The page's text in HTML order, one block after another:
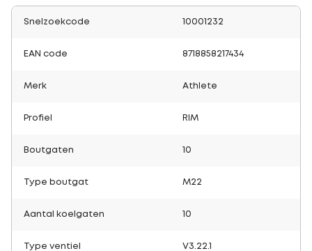
Snelzoekcode 10001232
EAN code 8718858217434
Merk Athlete
Profiel RIM
Boutgaten 10
Type boutgat M22
Aantal koelgaten 10
Type ventiel V3.22.1